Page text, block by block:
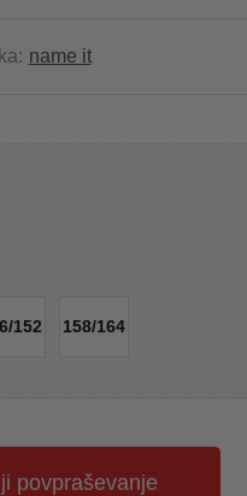
name it
152 158/164
povpraševanje